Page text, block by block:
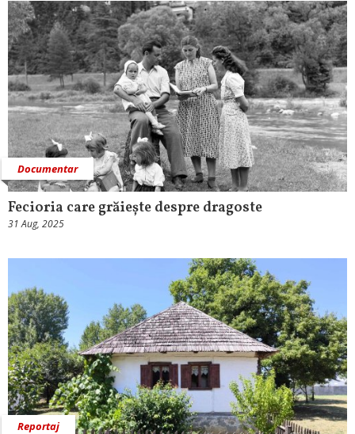
Documentar
Fecioria care grăiește despre dragoste
31 Aug, 2025
Reportaj